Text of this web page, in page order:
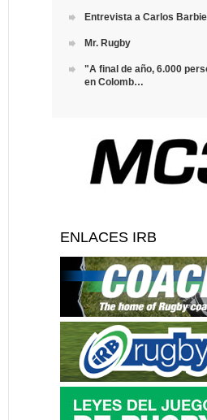
Entrevista a Carlos
Mr. Rugby
"A final de año, 6.000
en Colomb…
ENLACES IRB